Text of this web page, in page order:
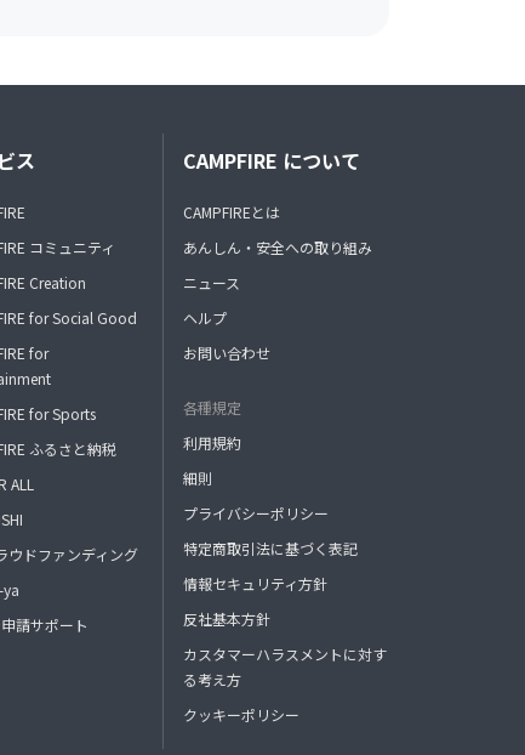
ス
コミュニティ
Creation
for Social Good
for
for Sports
ふるさと納税
ALL
ウドファンディング
請サポート
CAMPFIRE について
CAMPFIREとは
あんしん・安全への取り組み
ニュース
ヘルプ
お問い合わせ
各種規定
利用規約
細則
プライバシーポリシー
特定商取引法に基づく表記
情報セキュリティ方針
反社基本方針
カスタマーハラスメントに対す
る考え方
クッキーポリシー